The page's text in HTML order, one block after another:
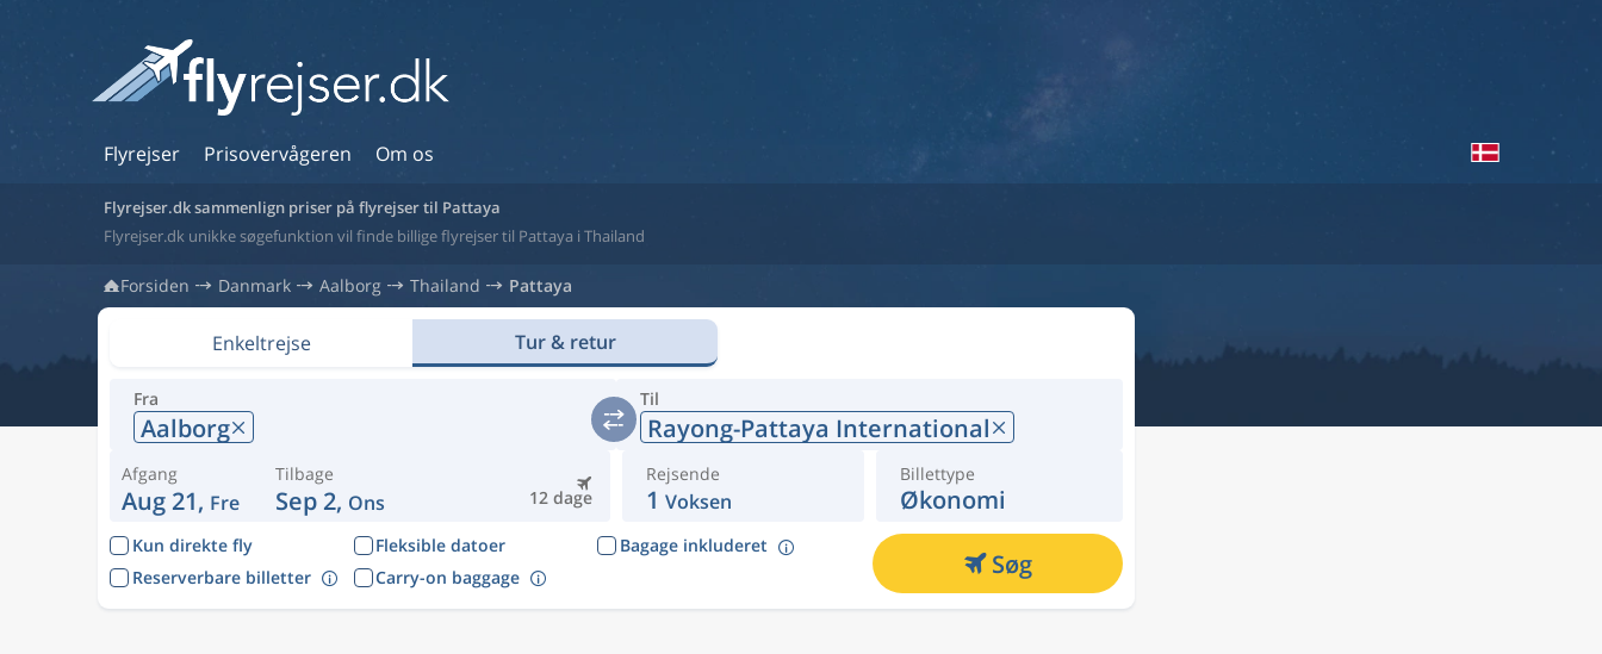
Flyrejser Prisovervågeren Om os
Flyrejser.dk sammenlign priser på flyrejser til Pattaya
Flyrejser.dk unikke søgefunktion vil finde billige flyrejser til Pattaya i Thailand
Forsiden Danmark Aalborg Thailand Pattaya
Enkeltrejse Tur & retur
Fra
Aalborg
Til
Rayong-Pattaya International
Afgang
Aug 21, Fre 12 dage
Tilbage
Sep 2, Ons
Rejsende
1 Voksen
Billettype
Økonomi
Kun direkte fly Fleksible datoer
Bagage inkluderet
Reserverbare billetter
Carry-on baggage Søg